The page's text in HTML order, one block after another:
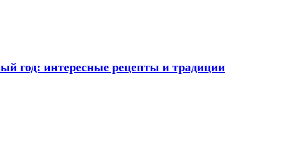
год: интересные рецепты и традиции